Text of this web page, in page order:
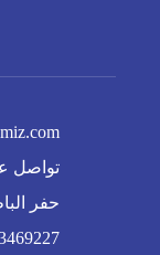
تواصل
حفر